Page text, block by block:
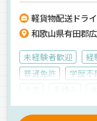
軽貨物配送ドラ
和歌山県有田郡
未経験者歓迎 経
普通免許
学歴不
食品
衣料品